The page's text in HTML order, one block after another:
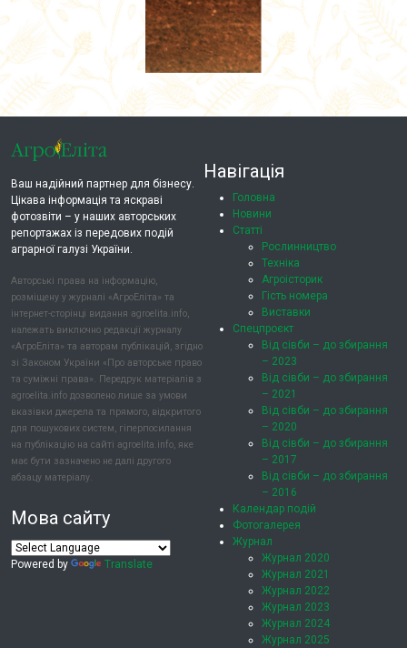
Ваш надійний партнер для бізнесу.
Цікава інформація та яскраві
фотозвіти – у наших авторських
репортажах із передових подій
аграрної галузі України.
Авторські права на інформацію,
розміщену у журналі «АгроЕліта» та
інтернет-сторінці видання agroelita.info,
належать виключно редакції журналу
«АгроЕліта» та авторам публікацій, згідно
зі Законом України «Про авторське право
та суміжні права». Передрук матеріалів з
agroelita.info дозволено лише за умови
вказівки джерела та прямого, відкритого
для пошукових систем, гіперпосилання
на публікацію на сайті agroelita.info, яке
має бути зазначено не далі другого
абзацу матеріалу.
Мова сайту
Powered by Translate
Навігація
Головна
Новини
Статті
Рослинництво
Техніка
Агроісторик
Гість номера
Виставки
Спецпроєкт
Від сівби – до збирання
– 2023
Від сівби – до збирання
– 2021
Від сівби – до збирання
– 2020
Від сівби – до збирання
– 2017
Від сівби – до збирання
– 2016
Календар подій
Фотогалерея
Журнал
Журнал 2020
Журнал 2021
Журнал 2022
Журнал 2023
Журнал 2024
Журнал 2025